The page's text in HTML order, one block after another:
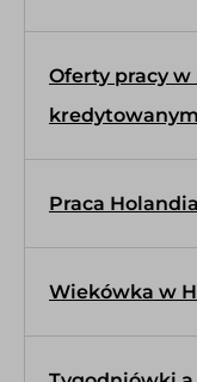
Oferty pracy
Praca
Wiekówka w